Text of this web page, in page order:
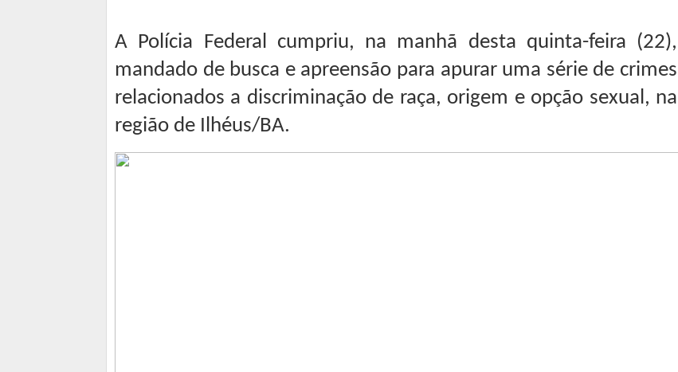
A Polícia Federal cumpriu, na manhã desta quinta-feira (22),
mandado de busca e apreensão para apurar uma série de crimes
relacionados a discriminação de raça, origem e opção sexual, na
região de Ilhéus/BA.